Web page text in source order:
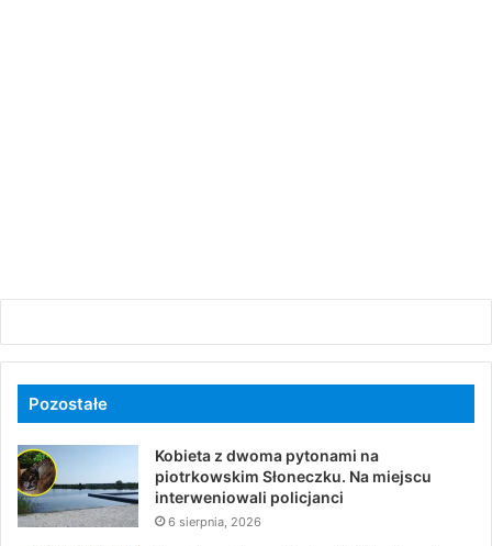
Pozostałe
Kobieta z dwoma pytonami na
piotrkowskim Słoneczku. Na miejscu
interweniowali policjanci
6 sierpnia, 2026